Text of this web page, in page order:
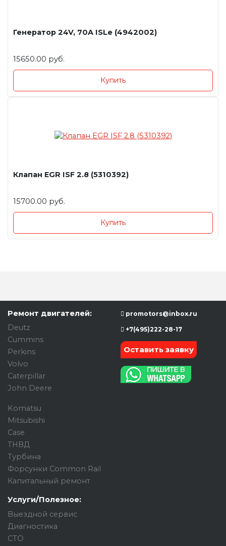
Генератор 24V, 70A ISLe (4942002)
15650.00 руб.
Купить
Клапан EGR ISF 2.8 (5310392)
15700.00 руб.
Купить
Ремонт двигателей:
Deutz
Cummins
Perkins
Volvo
Caterpillar
John Deere
Komatsu
Mitsubishi
Case
ТНВД
Турбина
Форсунки Common Rail
Капитальный ремонт
Услуги/Полезное:
Выездной сервис
Диагностика
СТО
promotors@inbox.ru
+7(495)222-28-17
Оставить заявку